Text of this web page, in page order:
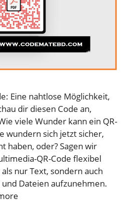
Eine nahtlose Möglichkeit,
dir diesen Code an,
viele Wunder kann ein QR-
wundern sich jetzt sicher,
haben, oder? Sagen wir
QR-Code flexibel
nur Text, sondern auch
Dateien aufzunehmen.